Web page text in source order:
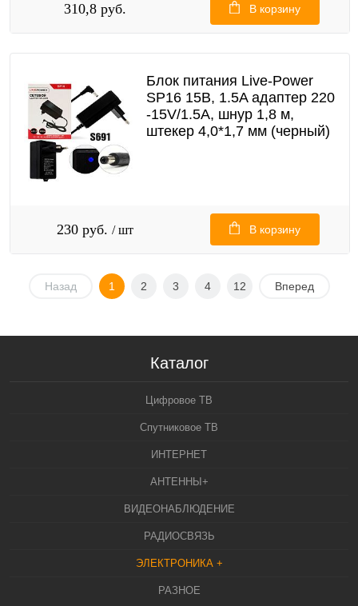
310,8 руб. В корзину
Блок питания Live-Power
SP16 15В, 1.5A адаптер 220
-15V/1.5A, шнур 1,8 м,
штекер 4,0*1,7 мм (черный)
230 руб. / шт В корзину
Назад 1 2 3 4 12 Вперед
Каталог
Цифровое ТВ
Спутниковое ТВ
ИНТЕРНЕТ
АНТЕННЫ+
ВИДЕОНАБЛЮДЕНИЕ
РАДИОСВЯЗЬ
ЭЛЕКТРОНИКА +
РАЗНОЕ